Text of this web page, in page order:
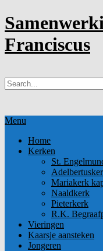
Franciscus
Menu
Home
Kerken
St.
Mariakerk
Naaldkerk
Pieterkerk
R.K.
Vieringen
Kaarsje aansteken
Jongeren